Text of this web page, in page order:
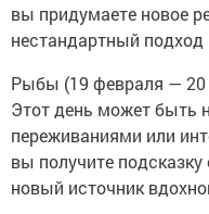
вы придумаете новое
нестандартный подход
Рыбы (19 февраля — 20
Этот день может быть
переживаниями или
вы получите
новый источник